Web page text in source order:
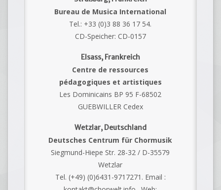
Bureau de Musica International
Tel.: +33 (0)3 88 36 17 54.
CD-Speicher: CD-0157
Elsass, Frankreich
Centre de ressources
pédagogiques et artistiques
Les Dominicains BP 95 F-68502
GUEBWILLER Cedex
Wetzlar, Deutschland
Deutsches Centrum für Chormusik
Siegmund-Hiepe Str. 28-32 / D-35579
Wetzlar
Tel. (+49) (0)6431-9717271. Email :